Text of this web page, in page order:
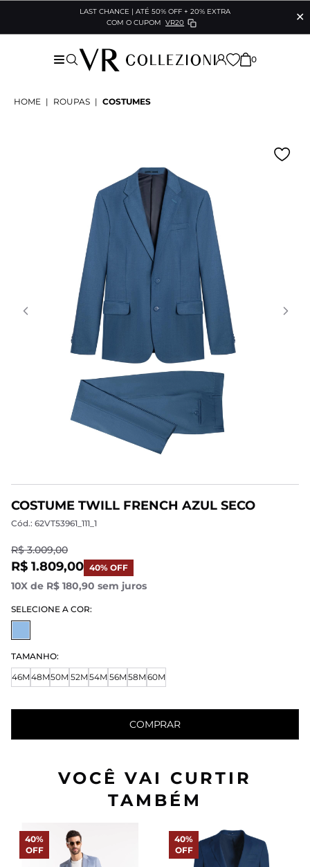
LAST CHANCE | ATÉ 50% OFF + 20% EXTRA
COM O CUPOM VR20 ✕
0
HOME | ROUPAS | COSTUMES
COSTUME TWILL FRENCH AZUL SECO
Cód.: 62VT53961_111_1
R$ 3.009,00
R$ 1.809,00 40% OFF
10X de R$ 180,90 sem juros
SELECIONE A COR:
TAMANHO:
46M48M50M 52M54M 56M58M60M
COMPRAR
VOCÊ VAI CURTIR
TAMBÉM
40%
OFF
40%
OFF